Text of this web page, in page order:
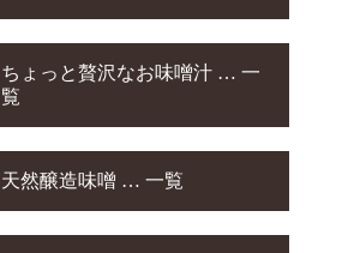
ちょっと贅沢なお味噌汁 … 一
覧
天然醸造味噌 … 一覧